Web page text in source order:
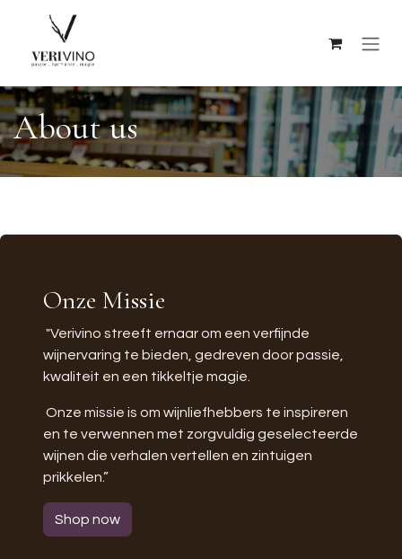
About us
Onze Missie
"Verivino streeft ernaar om een verfijnde
wijnervaring te bieden, gedreven door passie,
kwaliteit en een tikkeltje magie.
Onze missie is om wijnliefhebbers te inspireren
en te verwennen met zorgvuldig geselecteerde
wijnen die verhalen vertellen en zintuigen
prikkelen.”
Shop now